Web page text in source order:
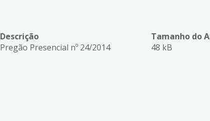
Descrição Tamanho do
Pregão Presencial nº 24/2014 48 kB